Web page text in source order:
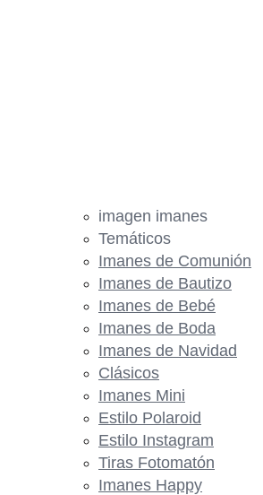
imagen imanes
Temáticos
Imanes de Comunión
Imanes de Bautizo
Imanes de Bebé
Imanes de Boda
Imanes de Navidad
Clásicos
Imanes Mini
Estilo Polaroid
Estilo Instagram
Tiras Fotomatón
Imanes Happy